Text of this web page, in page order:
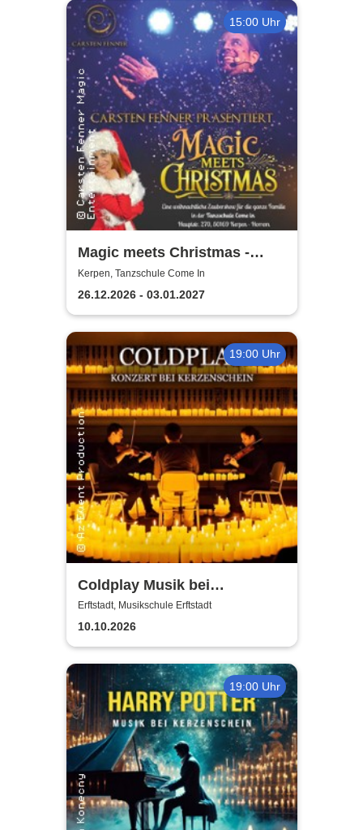
15:00 Uhr
Magic meets Christmas -
Tanzschule Come In
Kerpen, Tanzschule Come In
26.12.2026 - 03.01.2027
19:00 Uhr
Coldplay Musik bei
Kerzenschein
Erftstadt, Musikschule Erftstadt
10.10.2026
19:00 Uhr